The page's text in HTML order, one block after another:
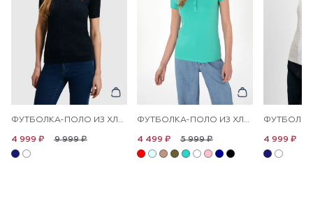
ФУТБОЛКА-ПОЛО ИЗ ХЛОПКА С УЗОРОМ КОСЫ
9 999 ₽
4 999 ₽
ФУТБОЛКА-ПОЛО ИЗ ХЛОПКА С ПРИНТОМ НА ПЛАНКЕ
5 999 ₽
4 499 ₽ 4 999 ₽